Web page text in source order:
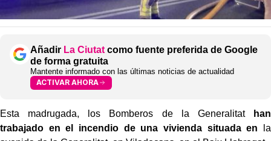
Añadir La Ciutat como fuente preferida de Google
de forma gratuita
Mantente informado con las últimas noticias de actualidad
ACTIVAR AHORA
Esta madrugada, los Bomberos de la Generalitat
han
trabajado en el incendio de una vivienda situada en la